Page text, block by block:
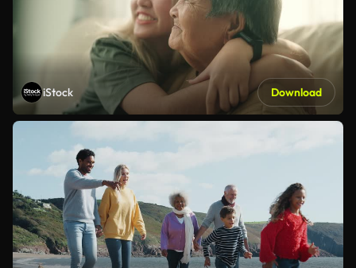
iStock Download